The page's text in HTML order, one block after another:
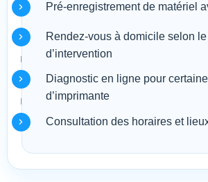
Pré-enregistrement de matériel
Rendez-vous à domicile selon
d’intervention
Diagnostic en ligne pour
d’imprimante
Consultation des horaires et